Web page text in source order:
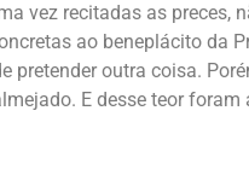
vez recitadas as preces,
ao beneplácito da
outra coisa.
E desse teor foram